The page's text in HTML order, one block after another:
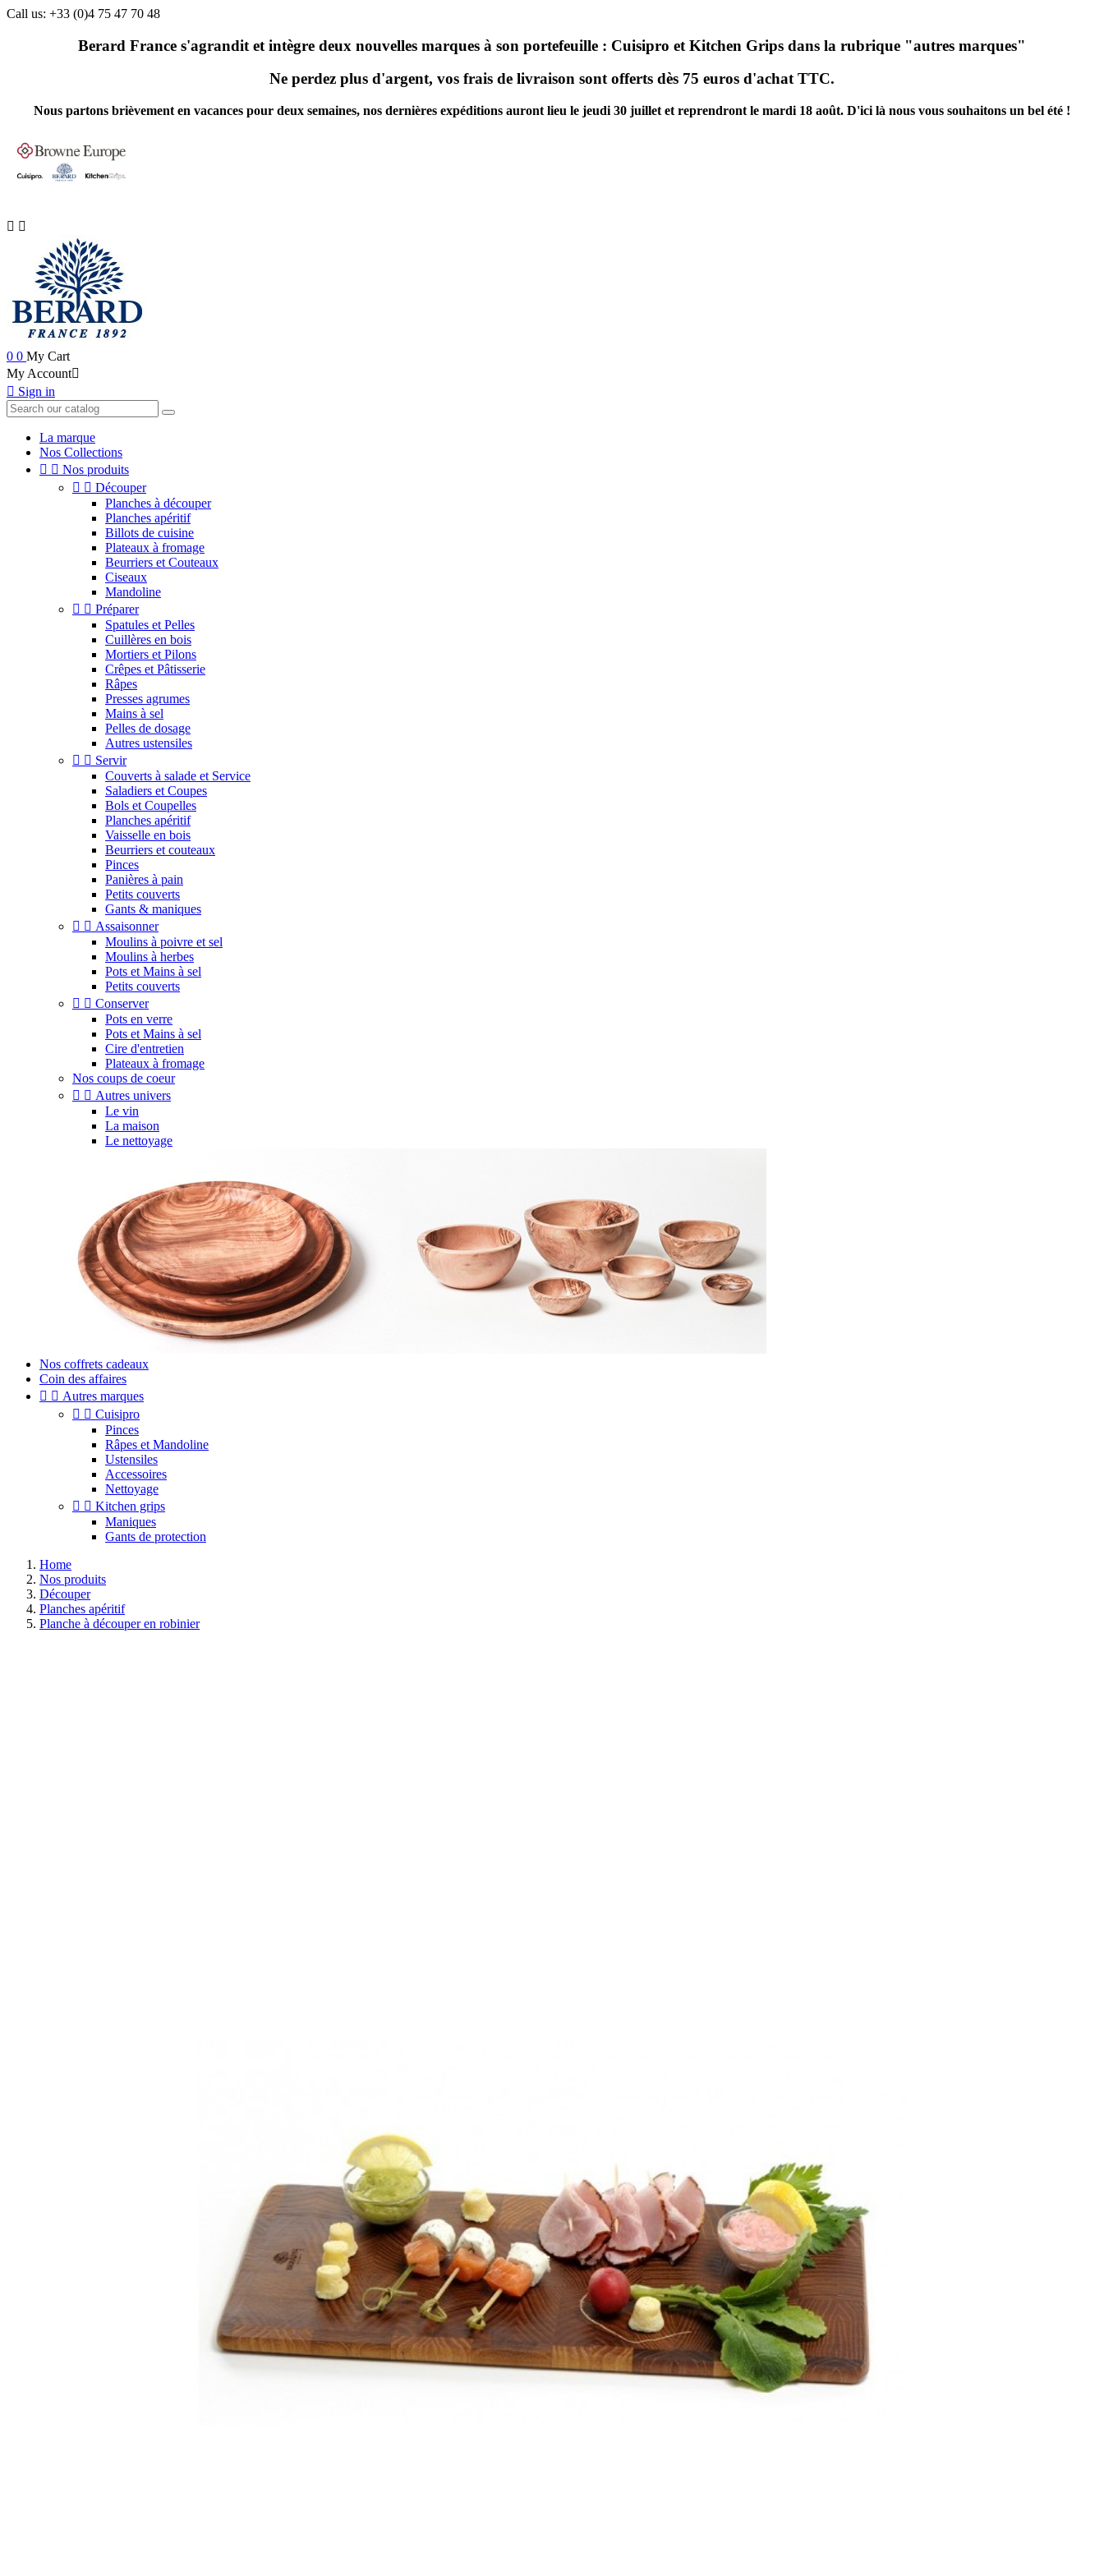
Call us: +33 (0)4 75 47 70 48
Berard France s'agrandit et intègre deux nouvelles marques à son portefeuille : Cuisipro et Kitchen Grips dans la rubrique "autres marques"
Ne perdez plus d'argent, vos frais de livraison sont offerts dès 75 euros d'achat TTC.
Nous partons brièvement en vacances pour deux semaines, nos dernières expéditions auront lieu le jeudi 30 juillet et reprendront le mardi 18 août. D'ici là nous vous souhaitons un bel été !
 
0 0 My Cart
My Account
 Sign in
La marque
Nos Collections
  Nos produits
  Découper
Planches à découper
Planches apéritif
Billots de cuisine
Plateaux à fromage
Beurriers et Couteaux
Ciseaux
Mandoline
  Préparer
Spatules et Pelles
Cuillères en bois
Mortiers et Pilons
Crêpes et Pâtisserie
Râpes
Presses agrumes
Mains à sel
Pelles de dosage
Autres ustensiles
  Servir
Couverts à salade et Service
Saladiers et Coupes
Bols et Coupelles
Planches apéritif
Vaisselle en bois
Beurriers et couteaux
Pinces
Panières à pain
Petits couverts
Gants & maniques
  Assaisonner
Moulins à poivre et sel
Moulins à herbes
Pots et Mains à sel
Petits couverts
  Conserver
Pots en verre
Pots et Mains à sel
Cire d'entretien
Plateaux à fromage
Nos coups de coeur
  Autres univers
Le vin
La maison
Le nettoyage
Nos coffrets cadeaux
Coin des affaires
  Autres marques
  Cuisipro
Pinces
Râpes et Mandoline
Ustensiles
Accessoires
Nettoyage
  Kitchen grips
Maniques
Gants de protection
Home
Nos produits
Découper
Planches apéritif
Planche à découper en robinier